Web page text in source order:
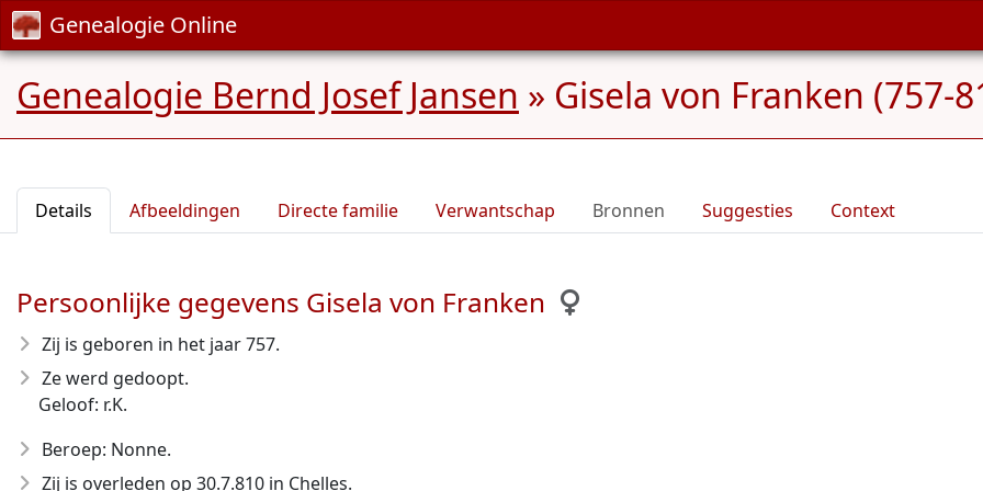
Genealogie Online
Genealogie Bernd Josef Jansen » Gisela von Franken (757-
Details Afbeeldingen Directe familie Verwantschap Bronnen Suggesties Context
Persoonlijke gegevens Gisela von Franken
Zij is geboren in het jaar 757.
Ze werd gedoopt.
Geloof: r.K.
Beroep: Nonne.
Zij is overleden op 30.7.810 in Chelles.